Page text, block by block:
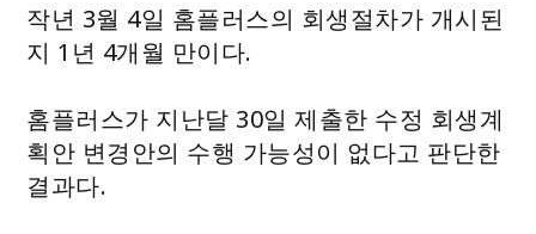
작년 3월 4일 홈플러스의 회생절차가 개시된
지 1년 4개월 만이다.
홈플러스가 지난달 30일 제출한 수정 회생계
획안 변경안의 수행 가능성이 없다고 판단한
결과다.